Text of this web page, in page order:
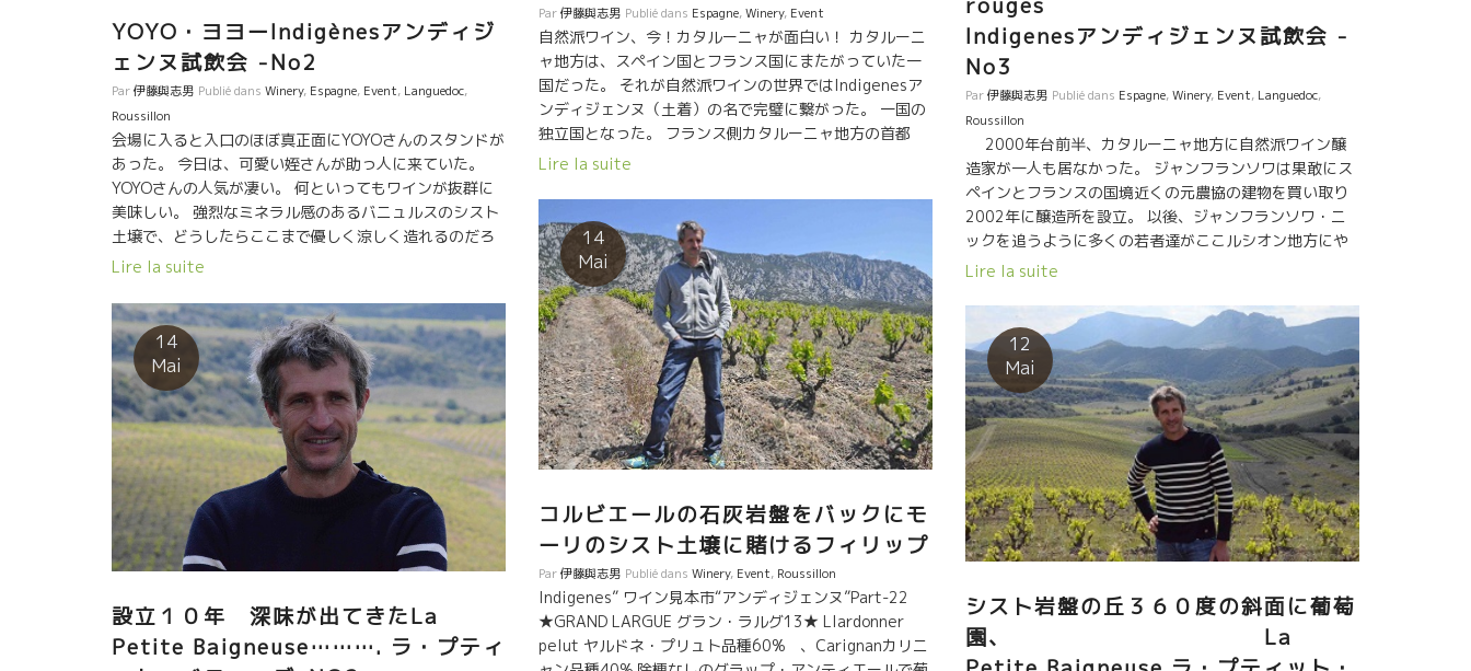
特の光を放つ存在になりつつある。 勿論、ゴビー本家の
ワインも素晴らしい。これはあえて言うまでもないこ
と。
だ、キチットした醸造設備が整っているわけではない。
物理的要素が少しずつ整ってくるだろう。 色んな要素か
ら見て本気で将来が楽しみな人がでたものだ。 ずっと見
守りたい人だ。 2017年産も素晴らしかった。
Indigenesアンディジェンヌ試飲会 -
No3
Par伊藤與志男 Publié dans Espagne,Winery, Event, Languedoc,
Roussillon
2000年台前半、カタルーニャ地方に自然派ワイン醸
造家が一人も居なかった。 ジャンフランソワは果敢にス
ペインとフランスの国境近くの元農協の建物を買い取り
2002年に醸造所を設立。 以後、ジャンフランソワ・ニ
ックを追うように多くの若者達がここルシオン地方にや
って来た。 惜しみなく栽培・醸造のアドバイスをして彼
ンソワは師とか先生と言われるのが嫌い。 家族のよう
に、必要な時に必要な事をドンピシャリとアドバイスす
る。 例えそれが困難なことでも、必要な事は真っ直ぐに
伝える。 自分自身が色々な困難を乗り越えてやってきた
から躊躇はしない。 だからこそ、皆から尊敬される。 次
世代のカタルーニャ地方の自然派のリーダーになるであ
ろうこの二人も自分のワインを ジャンフランソワ・ニッ
クに飲んでもらって意見を聞きたくてジャンフランソワ
のテーブルにやって来る。 オリオル・アルティギャス
Oriol・Artigas、コスミックCosmicのサルバドール。
今は息子も娘も醸造元に加わって充実した仕事が可能
ね。毎年100%やりたいことができる年は少ない。 人が
加われば色んなことが可能になる。 このレベルになると
プラス・アルファは大きな改良要素になる。 フランスで
Lire la suite
YOYO・ヨヨーIndigènesアンディジ
ェンヌ試飲会 -No2
Par伊藤與志男 Publié dans Winery, Espagne, Event, Languedoc,
Roussillon
会場に入ると入口のほぼ真正面にYOYOさんのスタンドが
あった。 今日は、可愛い姪さんが助っ人に来ていた。
YOYOさんの人気が凄い。 何といってもワインが抜群に
美味しい。 強烈なミネラル感のあるバニュルスのシスト
土壌で、どうしたらここまで優しく涼しく造れるのだろ
う？ 優しくてもシスト土壌のミネラルはキッチリのって
造り上げている。 夜の晩餐会ではYOYOさんの隣に座
って色んな話しが聞けた。 数週間前まで日本にジャンフ
ランソワ・ニックと滞在していた。 日本で多くに人に巡
り逢って大変喜んでいました。 特に、北海道での寿司屋
さんで食べた魚類の新鮮さには感動していた。 写真を
色々見せて頂いた。 生きている透明のイカをその場で調
理してもらった美味しさに驚いていた。 今回の初耳
なお話しは、YOYOさんはドイツのフランクフルトに５年
間も住んだことがあるそうです。 LA Vierge Rouge
ラ・ヴィエルジュ・ルージュとAkoibonアコワボンのマ
グナムを飲みました。 スペイン・カタルー
ニャのすい星の如くに現れて、いきなりトビッキリ美味
フランソワ・ニックとYoyoさんのワインが大好きだ。
Lire la suite
Par伊藤與志男 Publié dans Espagne,Winery, Event
自然派ワイン、今！カタルーニャが面白い！ カタルーニ
ャ地方は、スペイン国とフランス国にまたがっていた一
国だった。 それが自然派ワインの世界ではIndigenesア
ンディジェンヌ（土着）の名で完璧に繋がった。 一国の
独立国となった。 フランス側カタルーニャ地方の首都
Perpignanペルピニャンの街で自然派ワイン見本市が開
家が結集した。 世界に向けて、今、自然派ワインの進化
の最前線にいる新旧の象徴的な醸造家がここカタルーニ
ャからメッセージを発信。 エモーションが伝わってく
るようなワインはそう沢山ない。 当たり前のことを、や
っているだけの栽培・醸造ではエモーションが入らな
い。 何の世界でも、エッ！ここまでやるの！と驚くよう
なことを平然とやってしまう人達がいる。 大きな規模の
醸造元では決してできないリスクを、果敢に平然とやっ
てしまう醸造家がカタルーニャには多い。 畑、ミクロク
リマ、微生物達、太陽、ミネラル、これらすべてと会話
ができる程の人達でないと出せない味覚がある。 大手醸
造元の従業員がそれぞれを別々に担当してやるようなワ
を賭けて調和をとらないとできない仕事である。 職人芸
というか、アートというか、そこにはエモーションがあ
る。Passionがある。 そんな人達がここカタルーニャに
は多い。
Lire la suite
14
Mai
コルビエールの石灰岩盤をバックにモ
ーリのシスト土壌に賭けるフィリップ
Par伊藤與志男 Publié dans Winery, Event, Roussillon
Indigenes” ワイン見本市“アンディジェンヌ”Part-22
★GRAND LARGUE グラン・ラルグ13★ Llardonner
pelut ヤルドネ・プリュト品種60% 、Carignanカリニ
14
Mai
設立１０年 深味が出てきたLa
Petite Baigneuse………. ラ・プティ
12
Mai
シスト岩盤の丘３６０度の斜面に葡萄
園、 La